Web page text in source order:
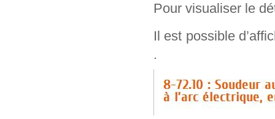
Pour visualiser le
Il est possible
.